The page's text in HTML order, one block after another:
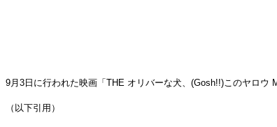
9月3日に行われた映画「THE オリバーな犬、(Gosh!!)このヤロウ
（以下引用）